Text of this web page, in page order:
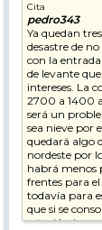
Cita
pedro343
Ya quedan
desastre de
con la
de levante
intereses. La
2700 a 1400
será un
sea nieve por
quedará algo
nordeste por
habrá menos
frentes para
todavía para
que si se
estación